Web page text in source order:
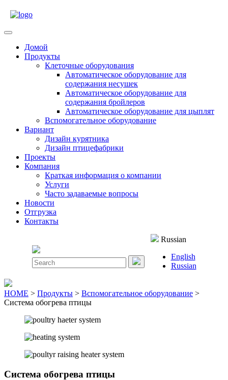
Open
Домой
Продукты
Клеточные оборудования
Автоматическое оборудование для
содержания несушек
Автоматическое оборудование для
содержания бройлеров
Автоматическое оборудование для цыплят
Вспомогательное оборудование
Вариант
Дизайн курятника
Дизайн птицефабрики
Проекты
Компания
Краткая информация о компании
Услуги
Часто задаваемые вопросы
Новости
Отгрузка
Контакты
Search
for:
Russian
English
Russian
HOME > Продукты > Вспомогательное оборудование >
Система обогрева птицы
Система обогрева птицы